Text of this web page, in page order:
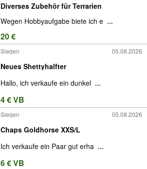
Diverses Zubehör für Terrarien
Wegen Hobbyaufgabe biete ich e ...
20 €
Siegen 05.08.2026
Neues Shettyhalfter
Hallo, ich verkaufe ein dunkel ...
4 € VB
Siegen 05.08.2026
Chaps Goldhorse XXS/L
Ich verkaufe ein Paar gut erha ...
6 € VB